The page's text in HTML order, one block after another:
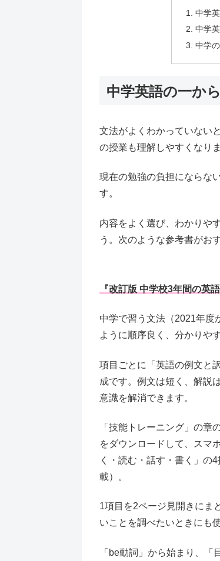
中学
中学
中学
中学英語の一か
文法がよくわかっていない
の授業も理解しやすくなりま
現在の勉強の負担にならな
す。
内容をよく選び、わかりや
う。次のような参考書がお
『改訂版 中学校3年間の英
中学で習う文法（2021年度
ように順序良く、分かりや
項目ごとに「英語の例文と
成です。例文は短く、解説
意識を解消できます。
「技能トレーニング」の章
をダウンロードして、スマ
く・読む・話す・書く」の
載）。
1項目を2ページ見開きにま
いことを調べたいときにも
「be動詞」から始まり、